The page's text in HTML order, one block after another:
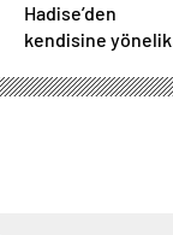
Hadise’den
kendisine yönelik
yanıt